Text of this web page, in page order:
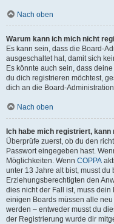
Nach oben
Warum kann ich mich nicht
Es kann sein, dass die Board-
ausgeschaltet hat, damit sich
Es könnte auch sein, dass
du dich registrieren möchtest,
dich an die Board-
Nach oben
Ich habe mich registriert,
Überprüfe zuerst, ob du den
Passwort eingegeben hast.
Möglichkeiten. Wenn COPPA
unter 13 Jahre alt bist, musst
Erziehungsberechtigten den
dies nicht der Fall ist, muss
einigen Boards müssen alle
werden – entweder musst du
der Registrierung wurde dir